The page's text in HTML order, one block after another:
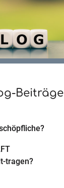
Beiträge
tragen?